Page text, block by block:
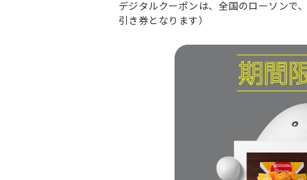
デジタルクーポンは、全国のローソンで
引き券となります）